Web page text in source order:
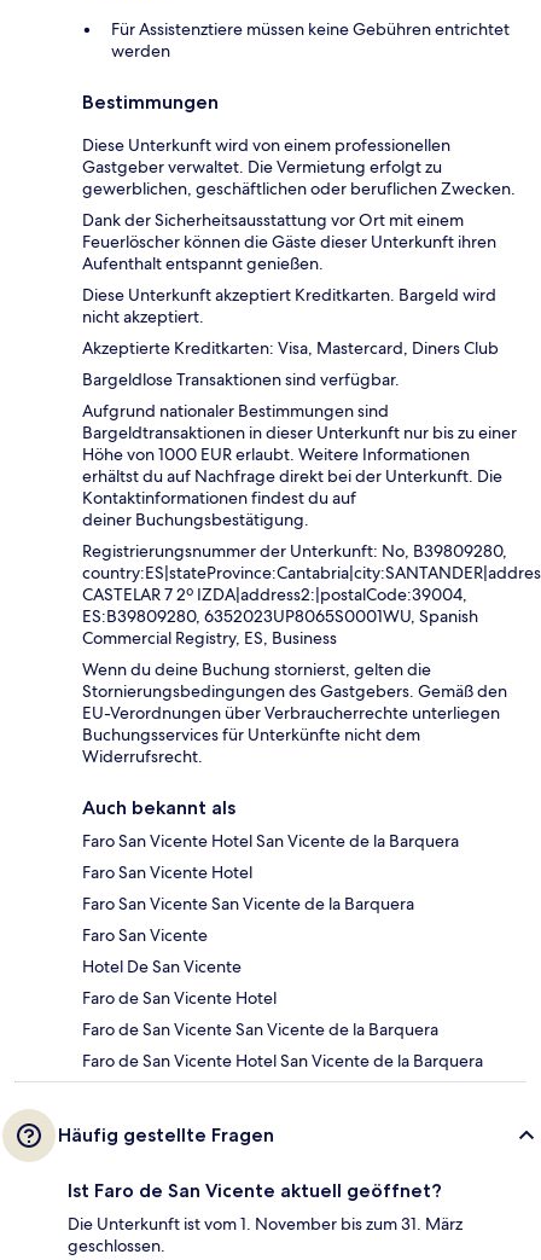
Für Assistenztiere müssen keine Gebühren entrichtet
werden
Bestimmungen
Diese Unterkunft wird von einem professionellen
Gastgeber verwaltet. Die Vermietung erfolgt zu
gewerblichen, geschäftlichen oder beruflichen Zwecken.
Dank der Sicherheitsausstattung vor Ort mit einem
Feuerlöscher können die Gäste dieser Unterkunft ihren
Aufenthalt entspannt genießen.
Diese Unterkunft akzeptiert Kreditkarten. Bargeld wird
nicht akzeptiert.
Akzeptierte Kreditkarten: Visa, Mastercard, Diners Club
Bargeldlose Transaktionen sind verfügbar.
Aufgrund nationaler Bestimmungen sind
Bargeldtransaktionen in dieser Unterkunft nur bis zu einer
Höhe von 1000 EUR erlaubt. Weitere Informationen
erhältst du auf Nachfrage direkt bei der Unterkunft. Die
Kontaktinformationen findest du auf
deiner Buchungsbestätigung.
Registrierungsnummer der Unterkunft: No, B39809280,
CASTELAR 7 2º IZDA|address2:|postalCode:39004,
ES:B39809280, 6352023UP8065S0001WU, Spanish
Commercial Registry, ES, Business
Wenn du deine Buchung stornierst, gelten die
Stornierungsbedingungen des Gastgebers. Gemäß den
EU-Verordnungen über Verbraucherrechte unterliegen
Buchungsservices für Unterkünfte nicht dem
Widerrufsrecht.
Auch bekannt als
Faro San Vicente Hotel San Vicente de la Barquera
Faro San Vicente Hotel
Faro San Vicente San Vicente de la Barquera
Faro San Vicente
Hotel De San Vicente
Faro de San Vicente Hotel
Faro de San Vicente San Vicente de la Barquera
Faro de San Vicente Hotel San Vicente de la Barquera
Häufig gestellte Fragen
Ist Faro de San Vicente aktuell geöffnet?
Die Unterkunft ist vom 1. November bis zum 31. März
geschlossen.